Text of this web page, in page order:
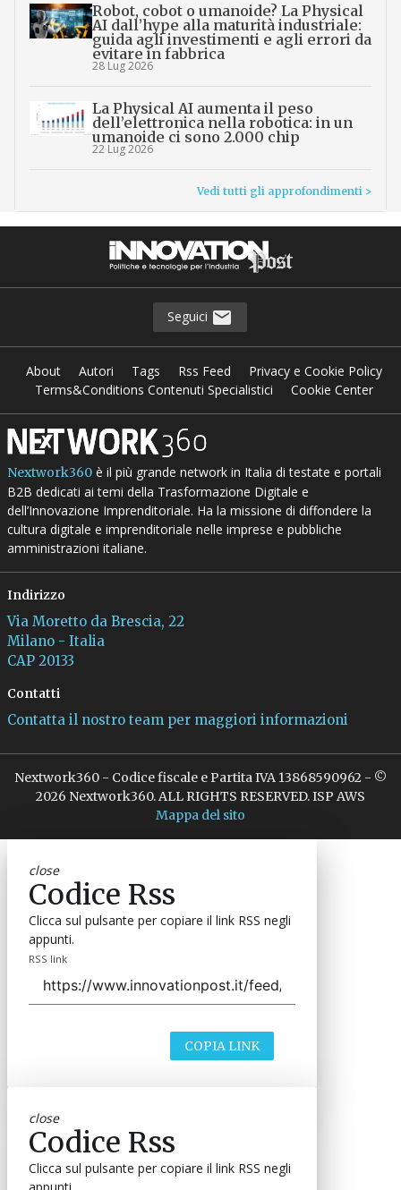
Robot, cobot o umanoide? La Physical
AI dall’hype alla maturità industriale:
guida agli investimenti e agli errori da
evitare in fabbrica
28 Lug 2026
La Physical AI aumenta il peso
dell’elettronica nella robotica: in un
umanoide ci sono 2.000 chip
22 Lug 2026
Vedi tutti gli approfondimenti >
Seguici
About Autori Tags Rss Feed
Privacy e Cookie Policy
Terms&Conditions Contenuti Specialistici
Cookie Center
Nextwork360è il più grande network in Italia di testate e portali
B2B dedicati ai temi della Trasformazione Digitale e
dell’Innovazione Imprenditoriale. Ha la missione di diffondere la
cultura digitale e imprenditoriale nelle imprese e pubbliche
amministrazioni italiane.
Indirizzo
Via Moretto da Brescia, 22
Milano - Italia
CAP 20133
Contatti
Contatta il nostro team per maggiori informazioni
Nextwork360 - Codice fiscale e Partita IVA 13868590962 - ©
2026 Nextwork360. ALL RIGHTS RESERVED. ISP AWS
Mappa del sito
close
Codice Rss
Clicca sul pulsante per copiare il link RSS negli
appunti.
RSS link
COPIA LINK
close
Codice Rss
Clicca sul pulsante per copiare il link RSS negli